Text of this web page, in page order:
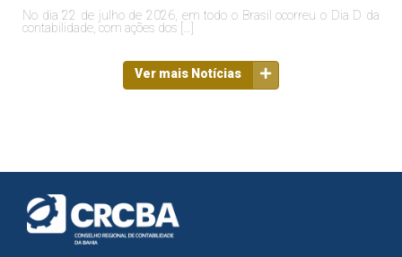
No dia 22 de julho de 2026, em todo o Brasil ocorreu o Dia D da
contabilidade, com ações dos […]
Ver mais Notícias